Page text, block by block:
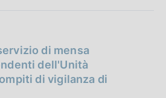
di mensa
dell'Unità
di vigilanza di